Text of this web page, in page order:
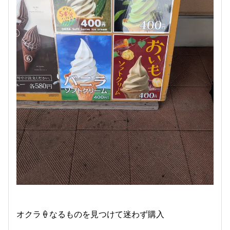
オクラ🍦なるものを見つけて迷わず購入